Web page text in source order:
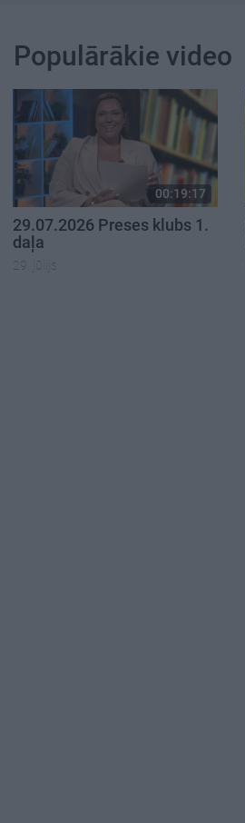
Populārākie video
00:19:17
29.07.2026 Preses klubs 1.
daļa
29. jūlijs